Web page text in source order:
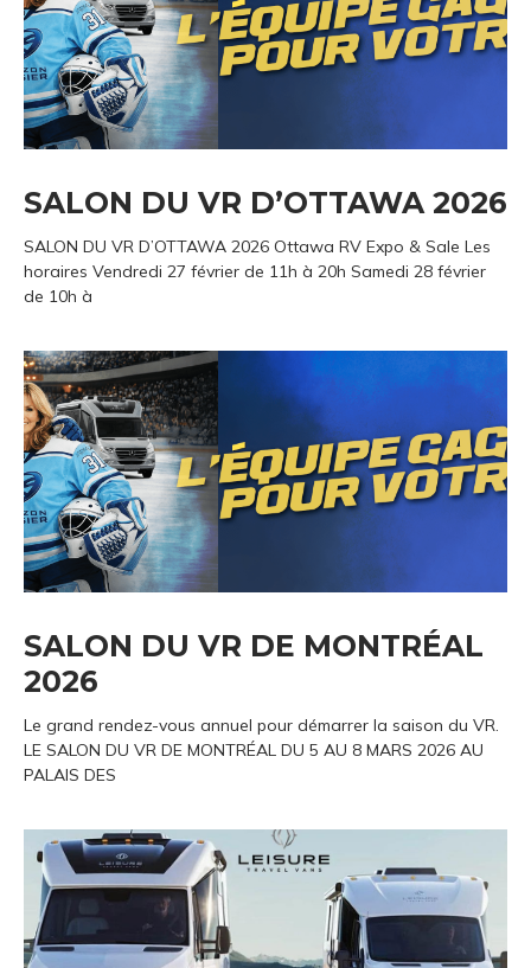
SALON DU VR D’OTTAWA 2026
SALON DU VR D’OTTAWA 2026 Ottawa RV Expo & Sale Les
horaires Vendredi 27 février de 11h à 20h Samedi 28 février
de 10h à
SALON DU VR DE MONTRÉAL
2026
Le grand rendez-vous annuel pour démarrer la saison du VR.
LE SALON DU VR DE MONTRÉAL DU 5 AU 8 MARS 2026 AU
PALAIS DES